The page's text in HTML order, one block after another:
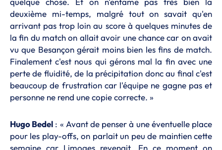
deuxième mi-temps, malgré tout on savait qu'en
arrivant pas trop loin au score à quelques minutes de
la fin du match on allait avoir une chance car on avait
vu que Besançon gérait moins bien les fins de match.
Finalement c'est nous qui gérons mal la fin avec une
perte de fluidité, de la précipitation donc au final c'est
beaucoup de frustration car l'équipe ne gagne pas et
personne ne rend une copie correcte. »
Hugo Bedel : « Avant de penser à une éventuelle place
pour les play-offs, on parlait un peu de maintien cette
semaine car Limoges revenait. En ce moment on